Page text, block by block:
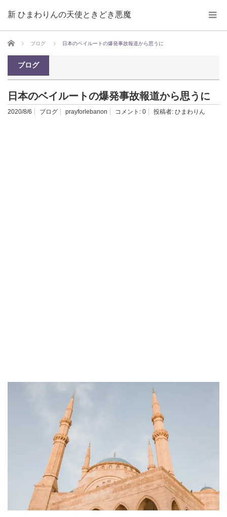
新 ひまわりんの天使ときどき悪魔
ホーム ブログ 日本のベイルートの爆発事故報道から思うに
ブログ
日本のベイルートの爆発事故報道から思うに
2020/8/6 ブログ prayforlebanon コメント: 0 投稿者: ひまわりん